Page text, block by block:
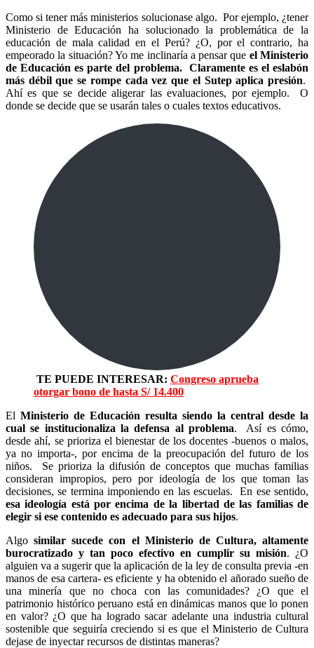
Como si tener más ministerios solucionase algo. Por ejemplo, ¿tener
Ministerio de Educación ha solucionado la problemática de la
educación de mala calidad en el Perú? ¿O, por el contrario, ha
empeorado la situación? Yo me inclinaría a pensar que el Ministerio
de Educación es parte del problema. Claramente es el eslabón
más débil que se rompe cada vez que el Sutep aplica presión.
Ahí es que se decide aligerar las evaluaciones, por ejemplo. O
donde se decide que se usarán tales o cuales textos educativos.
TE PUEDE INTERESAR: Congreso aprueba
otorgar bono de hasta S/ 14.400
El Ministerio de Educación resulta siendo la central desde la
cual se institucionaliza la defensa al problema. Así es cómo,
desde ahí, se prioriza el bienestar de los docentes -buenos o malos,
ya no importa-, por encima de la preocupación del futuro de los
niños. Se prioriza la difusión de conceptos que muchas familias
consideran impropios, pero por ideología de los que toman las
decisiones, se termina imponiendo en las escuelas. En ese sentido,
esa ideología está por encima de la libertad de las familias de
elegir si ese contenido es adecuado para sus hijos.
Algosimilar sucede con el Ministerio de Cultura, altamente
burocratizado y tan poco efectivo en cumplir su misión. ¿O
alguien va a sugerir que la aplicación de la ley de consulta previa -en
manos de esa cartera- es eficiente y ha obtenido el añorado sueño de
una minería que no choca con las comunidades? ¿O que el
patrimonio histórico peruano está en dinámicas manos que lo ponen
en valor? ¿O que ha logrado sacar adelante una industria cultural
sostenible que seguiría creciendo si es que el Ministerio de Cultura
dejase de inyectar recursos de distintas maneras?